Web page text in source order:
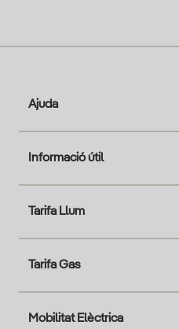
Ajuda
Informació útil
Tarifa Llum
Tarifa Gas
Mobilitat Elèctrica